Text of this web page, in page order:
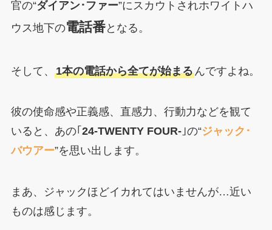
官の“ダイアン･ファー”にスカウトされホワイトハ
ウス地下の電話番となる。
そして、 1本の電話から全てが始まるんですよね。
彼の使命感や正義感、直感力、行動力などを観て
いると、あの｢ 24-TWENTY FOUR-｣の“ジャック･
バウアー”を思い出します。
まあ、ジャックほどイカれてはいませんが…近い
ものは感じます。